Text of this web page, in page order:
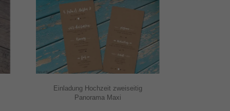
Einladung Hochzeit zweiseitig
Panorama Maxi